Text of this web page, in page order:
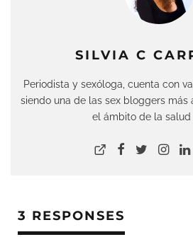
SILVIA C
Periodista y sexóloga, cuenta con
siendo una de las sex bloggers más
el ámbito de la salud
3 RESPONSES